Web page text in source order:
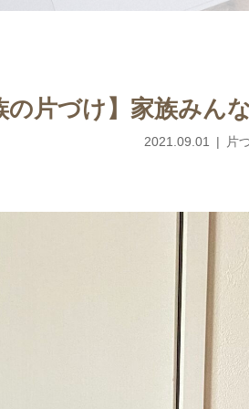
の片づけ】家族みん
2021.09.01 片